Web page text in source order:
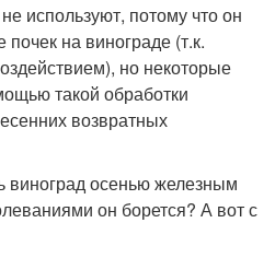
используют, потому что он
на винограде (т.к.
но некоторые
такой обработки
возвратных
виноград осенью железным
он борется? А вот с